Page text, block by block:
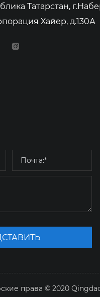
Татарстан,
Хайер, д.130А
права © 2020